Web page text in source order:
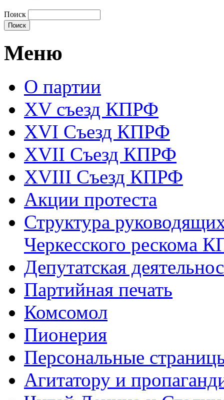
Поиск
Меню
О партии
XV съезд КПРФ
XVI Съезд КПРФ
XVII Cъезд КПРФ
XVIII Cъезд КПРФ
Акции протеста
Структура
Черкесского рескома
Депутатская
Партийная печать
Комсомол
Пионерия
Персональные
Агитатору и